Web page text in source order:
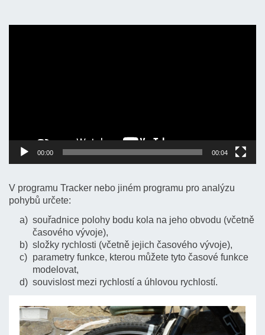
00:00 00:04
V programu Tracker nebo jiném programu pro analýzu
pohybů určete:
souřadnice polohy bodu kola na jeho obvodu (včetně
časového vývoje),
složky rychlosti (včetně jejich časového vývoje),
parametry funkce, kterou můžete tyto časové funkce
modelovat,
souvislost mezi rychlostí a úhlovou rychlostí.